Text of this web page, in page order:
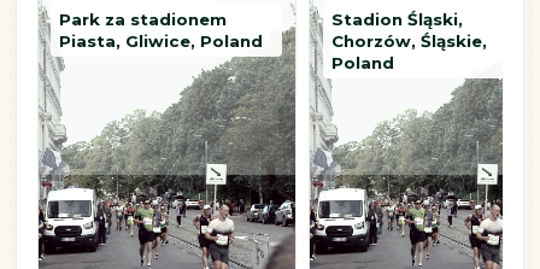
Park za stadionem
Piasta, Gliwice, Poland
Gliwicka
Prowokacja
biegowa
Stadion Śląski,
Chorzów, Śląskie,
Poland
Festiwal Biegowy
Silesia Marathon
2026